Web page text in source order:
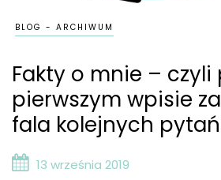
BLOG - ARCHIWUM
Fakty o mnie – czyli
pierwszym wpisie
fala kolejnych
13 września 2019